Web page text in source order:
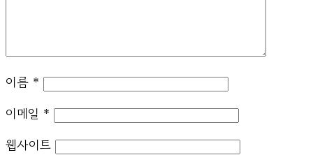
이름 *
이메일 *
웹사이트